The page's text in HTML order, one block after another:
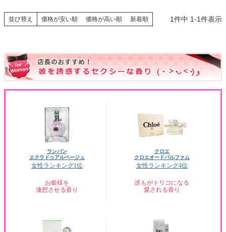
並び替え 価格が安い順 価格が高い順 新着順 1件中 1-1件表示
ランバン
エクラドゥアルページュ
女性ランキング1位
お姫様を
連想させる香り
クロエ
クロエオードパルファム
女性ランキング4位
誰もがトリコになる
愛される香り